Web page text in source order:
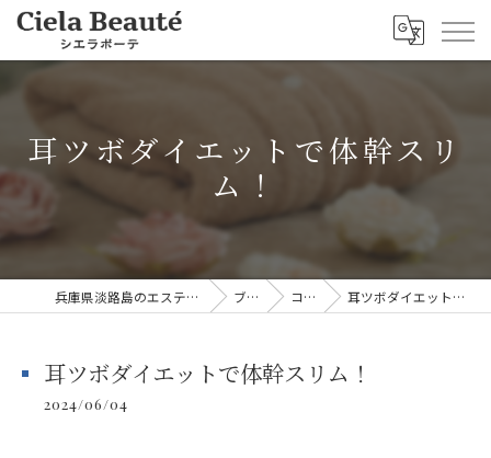
耳ツボダイエットで体幹スリ
ム！
兵庫県淡路島のエステならシエラボーテ ブログ コラム 耳ツボダイエットで体幹スリム！
耳ツボダイエットで体幹スリム！
2024/06/04